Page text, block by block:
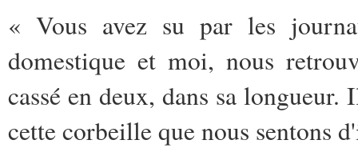
« Vous avez su par les
domestique et moi, nous
cassé en deux, dans sa
cette corbeille que nous sentons